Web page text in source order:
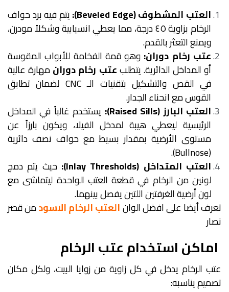
العتب المشطوف (Beveled Edge):
يتم فيه برد حواف
الرخام بزاوية ٤٥ درجة، مما يعطي انسيابية وشكلاً مودرن،
ويمنع التعثر بالقدم.
عتب رخام دوران: وهو قمة الفخامة للأبواب المقوسة
أو المداخل الدائرية. يتطلبعتب رخام دورانمهارة عالية
في القص والتشكيل بتقنيات الـ CNC لضمان تطابق
القوس مع انحناء الجدار.
العتب البارز (Raised Sills):
يستخدم غالباً في المداخل
الرئيسية ليعطي هيبة لمدخل الفيلا، ويكون بارزاً عن
مستوى الأرضية بمقدار بسيط مع حواف نصف دائرية
(Bullnose).
العتب المتداخل (Inlay Thresholds):
حيث يتم دمج
لونين من الرخام في قطعة العتب الواحدة ليتماشى مع
لون أرضية الغرفتين اللتين يفصل بينهما.
تعرف أيضا على افضل الوانالعتب الرخام الاسودمن قصر
نصار
اماكن استخدام عتب الرخام
عتب الرخام يدخل في كل زاوية من زوايا البيت، ولكل مكان
تصميم يناسبه: